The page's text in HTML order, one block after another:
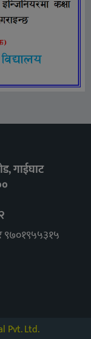
गाईघाट
९७०१९५५३१५
Pvt. Ltd.